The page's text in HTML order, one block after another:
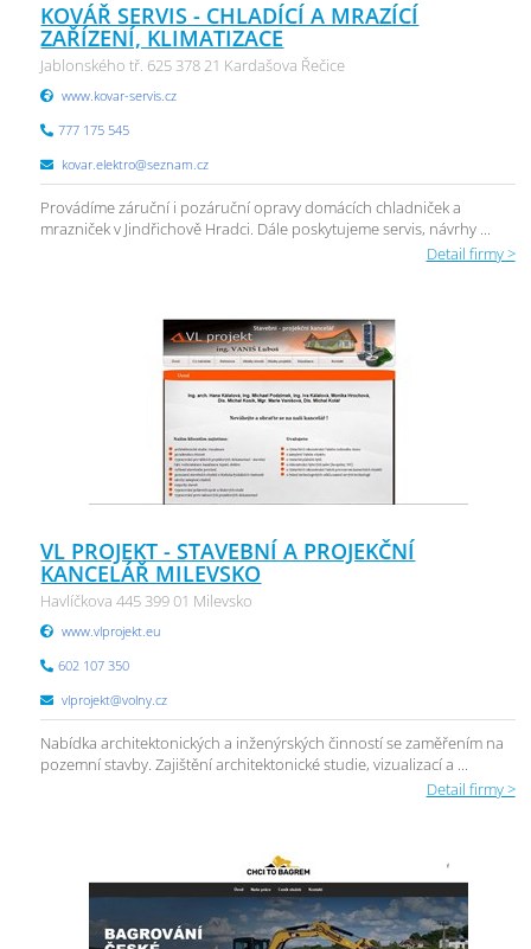
KOVÁŘ SERVIS - CHLADÍCÍ A MRAZÍCÍ
ZAŘÍZENÍ, KLIMATIZACE
Jablonského tř. 625 378 21 Kardašova Řečice
www.kovar-servis.cz
777 175 545
kovar.elektro@seznam.cz
Provádíme záruční i pozáruční opravy domácích chladniček a
mrazniček v Jindřichově Hradci. Dále poskytujeme servis, návrhy ...
Detail firmy >
VL PROJEKT - STAVEBNÍ A PROJEKČNÍ
KANCELÁŘ MILEVSKO
Havlíčkova 445 399 01 Milevsko
www.vlprojekt.eu
602 107 350
vlprojekt@volny.cz
Nabídka architektonických a inženýrských činností se zaměřením na
pozemní stavby. Zajištění architektonické studie, vizualizací a ...
Detail firmy >